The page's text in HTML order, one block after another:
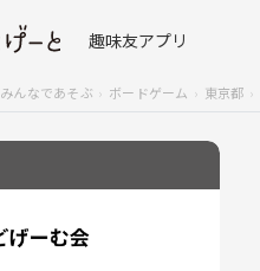
趣味友アプリ
みんなであそぶ ボードゲーム 東京都